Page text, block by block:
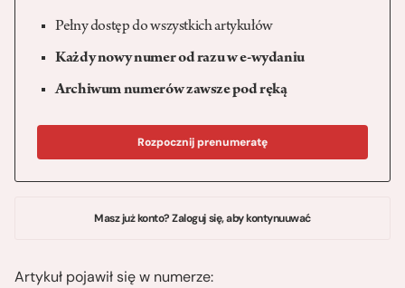
Pełny dostęp do wszystkich artykułów
Każdy nowy numer od razu w e-wydaniu
Archiwum numerów zawsze pod ręką
Rozpocznij prenumeratę
Masz już konto? Zaloguj się, aby kontynuuwać
Artykuł pojawił się w numerze: